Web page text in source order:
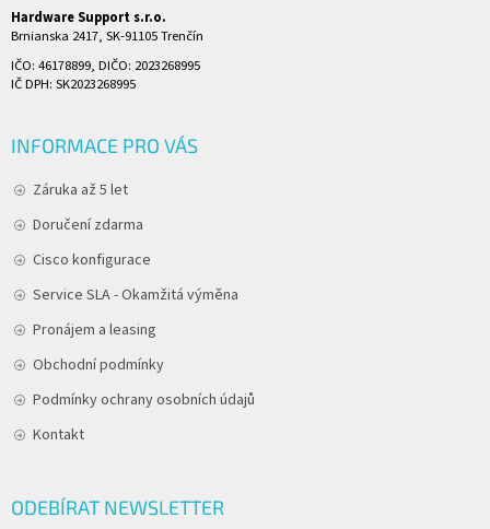
Hardware Support s.r.o.
Brnianska 2417, SK-91105 Trenčín
IČO: 46178899, DIČO: 2023268995
IČ DPH: SK2023268995
INFORMACE PRO VÁS
Záruka až 5 let
Doručení zdarma
Cisco konfigurace
Service SLA - Okamžitá výměna
Pronájem a leasing
Obchodní podmínky
Podmínky ochrany osobních údajů
Kontakt
ODEBÍRAT NEWSLETTER